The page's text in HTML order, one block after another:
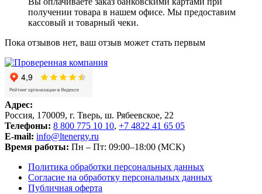
получении товара в нашем офисе. Мы предоставим
кассовый и товарный чеки.
Пока отзывов нет, ваш отзыв может стать первым
Адрес:
Россия, 170009, г. Тверь, ш. Рябеевское, 22
Телефоны: 8 800 775 10 10, +7 4822 41 65 05
E-mail: info@ltenergy.ru
Время работы: Пн – Пт: 09:00–18:00 (МСК)
Политика обработки персональных данных
Согласие на обработку персональных данных
Публичная оферта